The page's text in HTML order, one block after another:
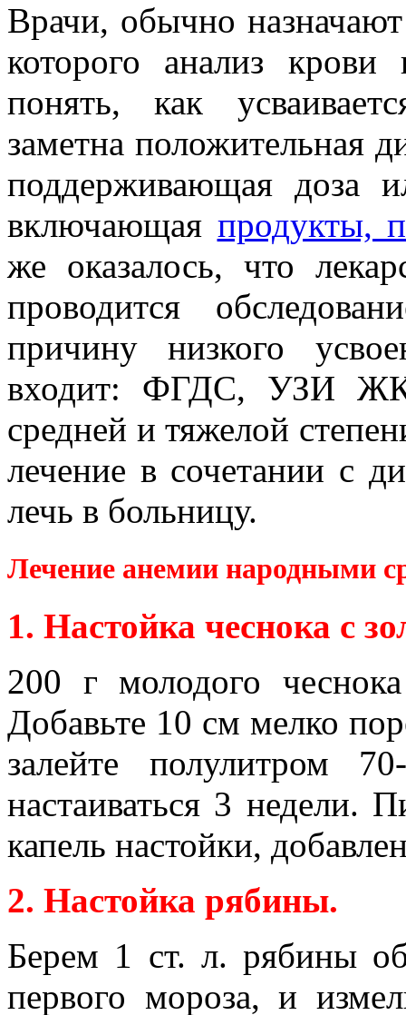
Врачи, обычно
которого анализ
понять, как
заметна положительная
поддерживающая доза
включающая продукты,
же оказалось, что
проводится
причину низкого
входит: ФГДС, УЗИ
средней и тяжелой
лечение в сочетании с
лечь в больницу.
Лечение анемии народными
1. Настойка чеснока с
200 г молодого
Добавьте 10 см мелко
залейте полулитром
настаиваться 3 недели.
капель настойки,
2. Настойка рябины.
Берем 1 ст. л. рябины
первого мороза, и